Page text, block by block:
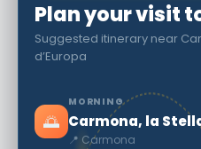
Plan your visit
Suggested itinerary near
d’Europa
🌅
MORNING
📍 Carmona